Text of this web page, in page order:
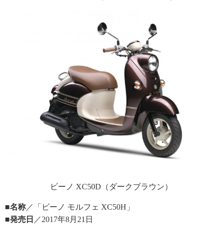
ビーノ XC50D（ダークブラウン）
■名称 ／「ビーノ モルフェ XC50H」
■発売日 ／2017年8月21日